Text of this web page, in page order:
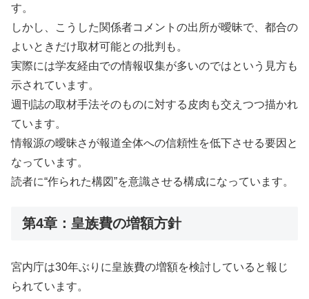
す。
しかし、こうした関係者コメントの出所が曖昧で、都合の
よいときだけ取材可能との批判も。
実際には学友経由での情報収集が多いのではという見方も
示されています。
週刊誌の取材手法そのものに対する皮肉も交えつつ描かれ
ています。
情報源の曖昧さが報道全体への信頼性を低下させる要因と
なっています。
読者に“作られた構図”を意識させる構成になっています。
第4章：皇族費の増額方針
宮内庁は30年ぶりに皇族費の増額を検討していると報じ
られています。